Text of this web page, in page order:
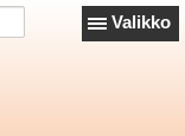
Valikko